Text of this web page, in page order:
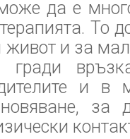
да е
То
и за
гради
и в
за